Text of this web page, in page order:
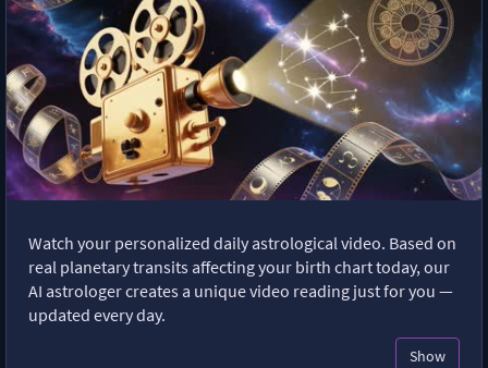
Watch your personalized daily astrological video. Based on
real planetary transits affecting your birth chart today, our
AI astrologer creates a unique video reading just for you —
updated every day.
Show